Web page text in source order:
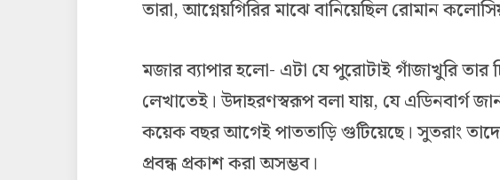
তারা, আগ্নেয়গিরির মাঝে বানিয়েছিল রোমান
মজার ব্যাপার হলো- এটা যে পুরোটাই গাঁজাখুরি তার
লেখাতেই। উদাহরণস্বরূপ বলা যায়, যে এডিনবার্গ
কয়েক বছর আগেই পাততাড়ি গুটিয়েছে। সুতরাং
প্রবন্ধ প্রকাশ করা অসম্ভব।